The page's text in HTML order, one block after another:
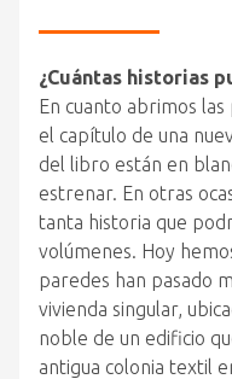
¿Cuántas historias
En cuanto abrimos las
el capítulo de una
del libro están en
estrenar. En otras
tanta historia que
volúmenes. Hoy
paredes han pasado
vivienda singular,
noble de un edificio
antigua colonia textil